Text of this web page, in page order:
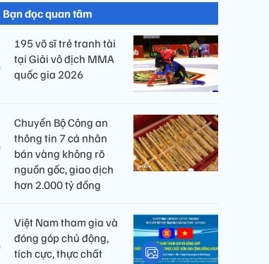
Bạn đọc quan tâm
195 võ sĩ trẻ tranh tài
tại Giải vô địch MMA
quốc gia 2026
Chuyển Bộ Công an
thông tin 7 cá nhân
bán vàng không rõ
nguồn gốc, giao dịch
hơn 2.000 tỷ đồng
Việt Nam tham gia và
đóng góp chủ động,
tích cực, thực chất